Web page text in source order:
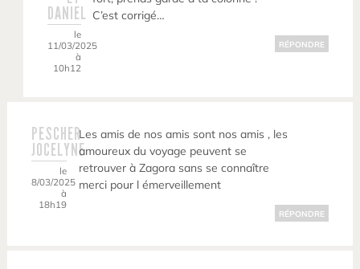
DANIEL
le
11/03/2025
à
10h12
C’est corrigé…
RÉPONDRE
PESCHER
JOCELYNE
le
8/03/2025
à
18h19
Les amis de nos amis sont nos amis , les
amoureux du voyage peuvent se
retrouver à Zagora sans se connaître
merci pour l émerveillement
RÉPONDRE